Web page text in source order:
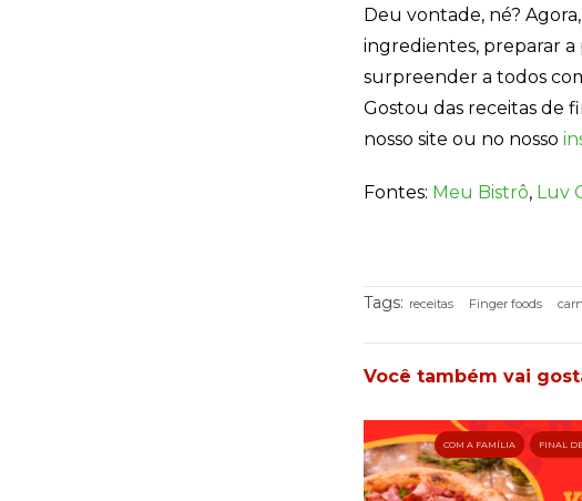
Deu vontade, né?
ingredientes, preparar a
surpreender a todos
Gostou das receitas de
nosso site ou no nosso
Fontes: Meu Bistrô, Luv
Tags: receitas Finger foods
Você também vai
COM A FAMÍLIA FINAL